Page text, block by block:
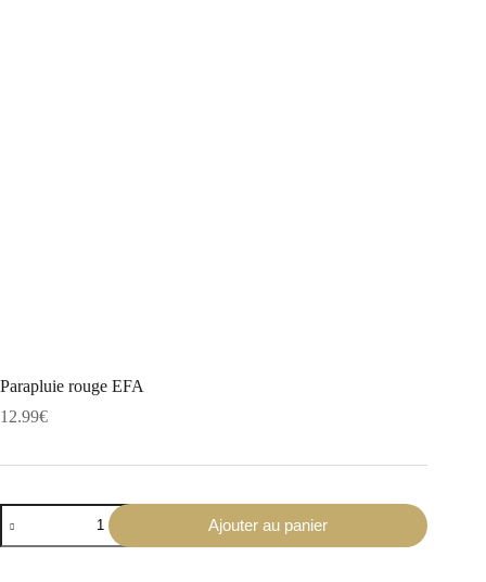
Parapluie rouge EFA
12.99€
quantité
de
Parapluie
Ajouter au panier